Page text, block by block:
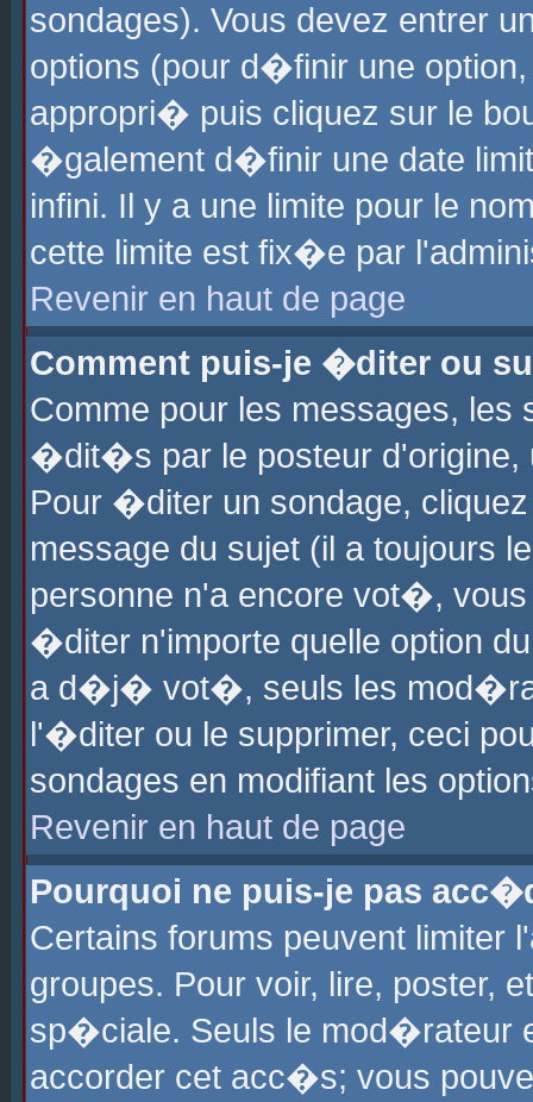
sondages). Vous devez entrer
options (pour d�finir une
appropri� puis cliquez sur le
�galement d�finir une date
infini. Il y a une limite pour le
cette limite est fix�e par
Revenir en haut de page
Comment puis-je �diter ou
Comme pour les messages,
�dit�s par le posteur d'origine,
Pour �diter un sondage,
message du sujet (il a toujours
personne n'a encore vot�,
�diter n'importe quelle option
a d�j� vot�, seuls les
l'�diter ou le supprimer, ceci
sondages en modifiant les
Revenir en haut de page
Pourquoi ne puis-je pas
Certains forums peuvent
groupes. Pour voir, lire, poster,
sp�ciale. Seuls le mod�rateur
accorder cet acc�s; vous